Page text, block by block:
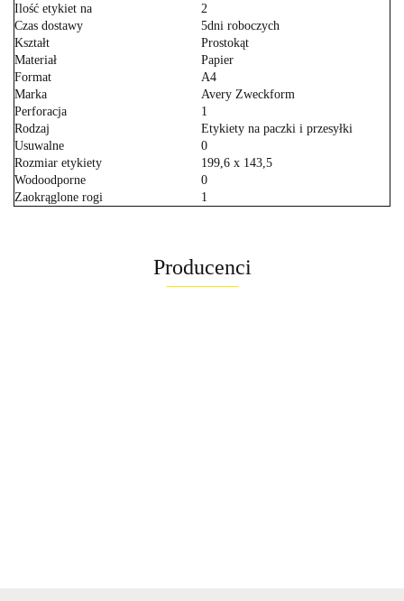
Ilość etykiet na
2
Czas dostawy
5dni roboczych
Kształt
Prostokąt
Materiał
Papier
Format
A4
Marka
Avery Zweckform
Perforacja
1
Rodzaj
Etykiety na paczki i przesyłki
Usuwalne
0
Rozmiar etykiety
199,6 x 143,5
Wodoodporne
0
Zaokrąglone rogi
1
Producenci